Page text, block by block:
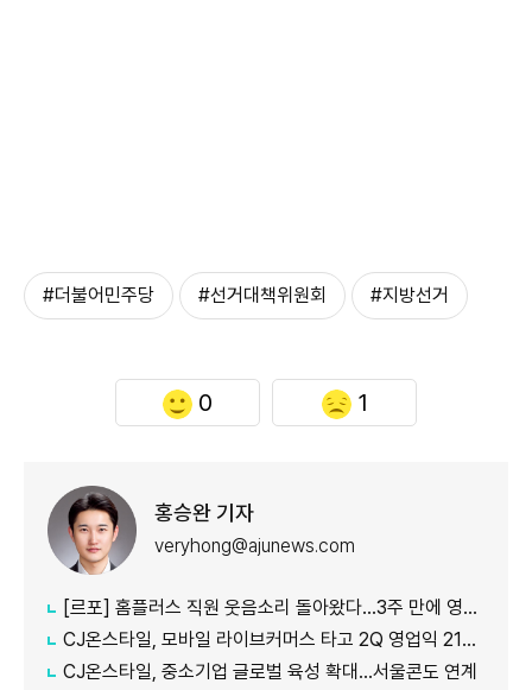
#더불어민주당 #선거대책위원회 #지방선거
0 1
홍승완 기자
veryhong@ajunews.com
[르포] 홈플러스 직원 웃음소리 돌아왔다…3주 만에 영업 재개 채비
CJ온스타일, 모바일 라이브커머스 타고 2Q 영업익 21%↑
CJ온스타일, 중소기업 글로벌 육성 확대…서울콘도 연계